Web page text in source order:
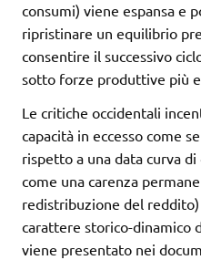
consumi) viene espansa e
ripristinare un equilibrio
consentire il successivo
sotto forze produttive più
Le critiche occidentali
capacità in eccesso come
rispetto a una data curva
come una carenza
redistribuzione del
carattere storico-dinamico
viene presentato nei